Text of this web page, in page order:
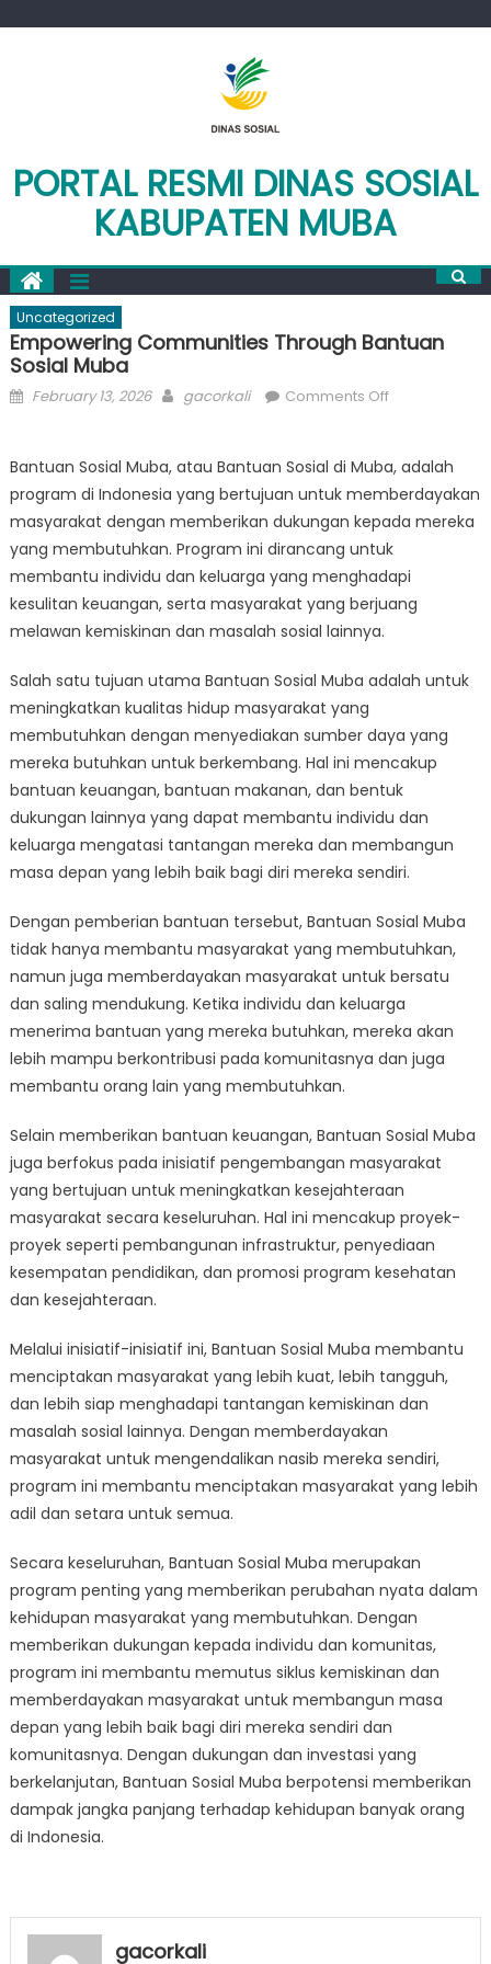
PORTAL RESMI DINAS SOSIAL
KABUPATEN MUBA
Uncategorized
Empowering Communities Through Bantuan
Sosial Muba
Posted
February 13, 2026 Author
gacorkali Comments Offon
Through
Bantuan
Sosial
Muba
Bantuan Sosial Muba, atau Bantuan Sosial di Muba, adalah
program di Indonesia yang bertujuan untuk memberdayakan
masyarakat dengan memberikan dukungan kepada mereka
yang membutuhkan. Program ini dirancang untuk
membantu individu dan keluarga yang menghadapi
kesulitan keuangan, serta masyarakat yang berjuang
melawan kemiskinan dan masalah sosial lainnya.
Salah satu tujuan utama Bantuan Sosial Muba adalah untuk
meningkatkan kualitas hidup masyarakat yang
membutuhkan dengan menyediakan sumber daya yang
mereka butuhkan untuk berkembang. Hal ini mencakup
bantuan keuangan, bantuan makanan, dan bentuk
dukungan lainnya yang dapat membantu individu dan
keluarga mengatasi tantangan mereka dan membangun
masa depan yang lebih baik bagi diri mereka sendiri.
Dengan pemberian bantuan tersebut, Bantuan Sosial Muba
tidak hanya membantu masyarakat yang membutuhkan,
namun juga memberdayakan masyarakat untuk bersatu
dan saling mendukung. Ketika individu dan keluarga
menerima bantuan yang mereka butuhkan, mereka akan
lebih mampu berkontribusi pada komunitasnya dan juga
membantu orang lain yang membutuhkan.
Selain memberikan bantuan keuangan, Bantuan Sosial Muba
juga berfokus pada inisiatif pengembangan masyarakat
yang bertujuan untuk meningkatkan kesejahteraan
masyarakat secara keseluruhan. Hal ini mencakup proyek-
proyek seperti pembangunan infrastruktur, penyediaan
kesempatan pendidikan, dan promosi program kesehatan
dan kesejahteraan.
Melalui inisiatif-inisiatif ini, Bantuan Sosial Muba membantu
menciptakan masyarakat yang lebih kuat, lebih tangguh,
dan lebih siap menghadapi tantangan kemiskinan dan
masalah sosial lainnya. Dengan memberdayakan
masyarakat untuk mengendalikan nasib mereka sendiri,
program ini membantu menciptakan masyarakat yang lebih
adil dan setara untuk semua.
Secara keseluruhan, Bantuan Sosial Muba merupakan
program penting yang memberikan perubahan nyata dalam
kehidupan masyarakat yang membutuhkan. Dengan
memberikan dukungan kepada individu dan komunitas,
program ini membantu memutus siklus kemiskinan dan
memberdayakan masyarakat untuk membangun masa
depan yang lebih baik bagi diri mereka sendiri dan
komunitasnya. Dengan dukungan dan investasi yang
berkelanjutan, Bantuan Sosial Muba berpotensi memberikan
dampak jangka panjang terhadap kehidupan banyak orang
di Indonesia.
gacorkali